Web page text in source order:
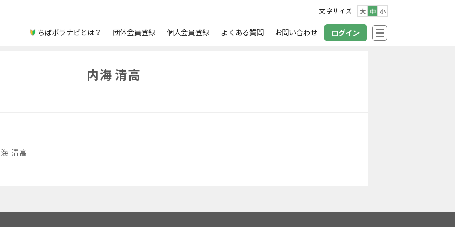
文字サイズ 大 中 小
ちばボラナビとは？ 団体会員登録 個人会員登録 よくある質問 お問い合わせ ログイン
内海 清高
清高